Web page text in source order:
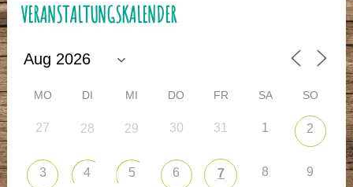
VERANSTALTUNGSKALENDER
MO DI MI DO FR SA SO
27 28 29 30 31 1 2
3 4 5 6 7 8 9